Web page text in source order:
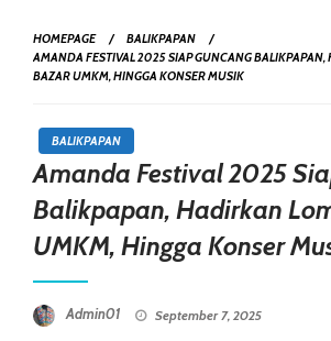
HOMEPAGE
BALIKPAPAN
AMANDA FESTIVAL 2025 SIAP GUNCANG
BAZAR UMKM, HINGGA KONSER MUSIK
BALIKPAPAN
Amanda Festival 2025
Balikpapan, Hadirkan
UMKM, Hingga Konser
Admin01 September 7, 2025